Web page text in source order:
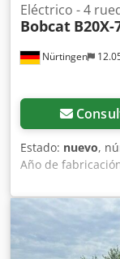
Nürtingen
Eléctrico - 4
Bobcat
Estado: nuevo,
Año de
centro de carga:
tipo de mástil:
longitud de la
Eléctrico,